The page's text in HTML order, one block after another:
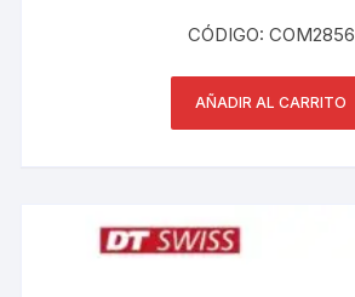
CÓDIGO: COM2856
AÑADIR AL CARRITO